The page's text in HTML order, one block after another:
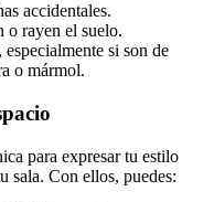
accidentales.
o rayen el suelo.
si son de
o mármol.
para expresar tu estilo
sala. Con ellos, puedes: